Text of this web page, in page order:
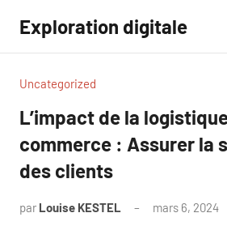
contenu
Exploration digitale
Uncategorized
L’impact de la
commerce : Assurer la
des clients
par Louise KESTEL mars 6, 2024